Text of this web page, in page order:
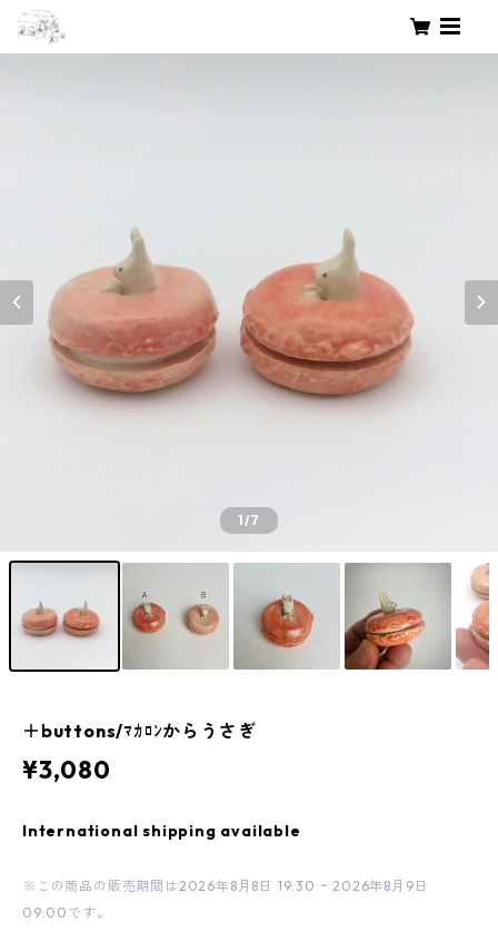
1/7
＋buttons/ﾏｶﾛﾝからうさぎ
¥3,080
International shipping available
※この商品の販売期間は2026年8月8日 19:30 ~ 2026年8月9日
09:00です。